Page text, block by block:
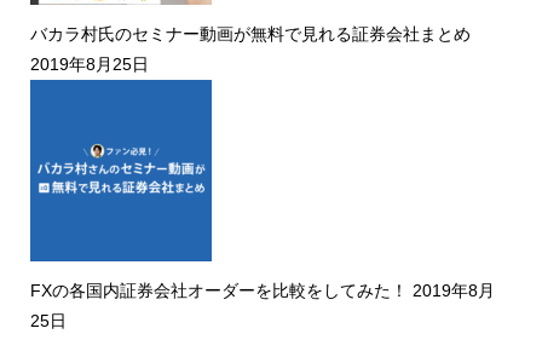
バカラ村氏のセミナー動画が無料で見れる証券会社まとめ
2019年8月25日
FXの各国内証券会社オーダーを比較をしてみた！
2019年8月
25日